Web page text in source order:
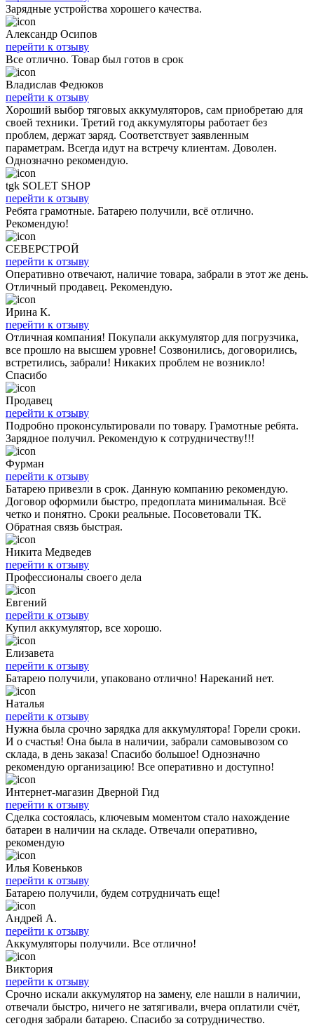
Зарядные устройства хорошего качества.
Александр Осипов
перейти к отзыву
Все отлично. Товар был готов в срок
Владислав Федюков
перейти к отзыву
Хороший выбор тяговых аккумуляторов, сам приобретаю для
своей техники. Третий год аккумуляторы работает без
проблем, держат заряд. Соответствует заявленным
параметрам. Всегда идут на встречу клиентам. Доволен.
Однозначно рекомендую.
tgk SOLET SHOP
перейти к отзыву
Ребята грамотные. Батарею получили, всё отлично.
Рекомендую!
СЕВЕРСТРОЙ
перейти к отзыву
Оперативно отвечают, наличие товара, забрали в этот же день.
Отличный продавец. Рекомендую.
Ирина К.
перейти к отзыву
Отличная компания! Покупали аккумулятор для погрузчика,
все прошло на высшем уровне! Созвонились, договорились,
встретились, забрали! Никаких проблем не возникло!
Спасибо
Продавец
перейти к отзыву
Подробно проконсультировали по товару. Грамотные ребята.
Зарядное получил. Рекомендую к сотрудничеству!!!
Фурман
перейти к отзыву
Батарею привезли в срок. Данную компанию рекомендую.
Договор оформили быстро, предоплата минимальная. Всё
четко и понятно. Сроки реальные. Посоветовали ТК.
Обратная связь быстрая.
Никита Медведев
перейти к отзыву
Профессионалы своего дела
Евгений
перейти к отзыву
Купил аккумулятор, все хорошо.
Елизавета
перейти к отзыву
Батарею получили, упаковано отлично! Нареканий нет.
Наталья
перейти к отзыву
Нужна была срочно зарядка для аккумулятора! Горели сроки.
И о счастья! Она была в наличии, забрали самовывозом со
склада, в день заказа! Спасибо большое! Однозначно
рекомендую организацию! Все оперативно и доступно!
Интернет-магазин Дверной Гид
перейти к отзыву
Сделка состоялась, ключевым моментом стало нахождение
батареи в наличии на складе. Отвечали оперативно,
рекомендую
Илья Ковеньков
перейти к отзыву
Батарею получили, будем сотрудничать еще!
Андрей А.
перейти к отзыву
Аккумуляторы получили. Все отлично!
Виктория
перейти к отзыву
Срочно искали аккумулятор на замену, еле нашли в наличии,
отвечали быстро, ничего не затягивали, вчера оплатили счёт,
сегодня забрали батарею. Спасибо за сотрудничество.